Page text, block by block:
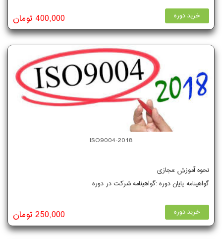
خرید دوره 400,000 تومان
ISO9004-2018
نحوه آموزش :مجازی
گواهینامه پایان دوره :گواهینامه شرکت در دوره
خرید دوره 250,000 تومان